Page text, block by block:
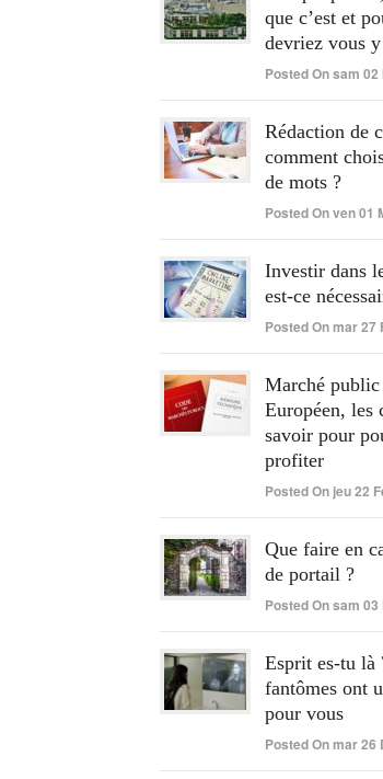
que c’est et
devriez vous
Posted On sam
Rédaction de
comment
de mots ?
Posted On ven 01
Investir dans
est-ce
Posted On mar 27
Marché
Européen, les
savoir pour
profiter
Posted On jeu 22
Que faire en
de portail ?
Posted On sam 03
Esprit es-tu là
fantômes ont
pour vous
Posted On mar 26